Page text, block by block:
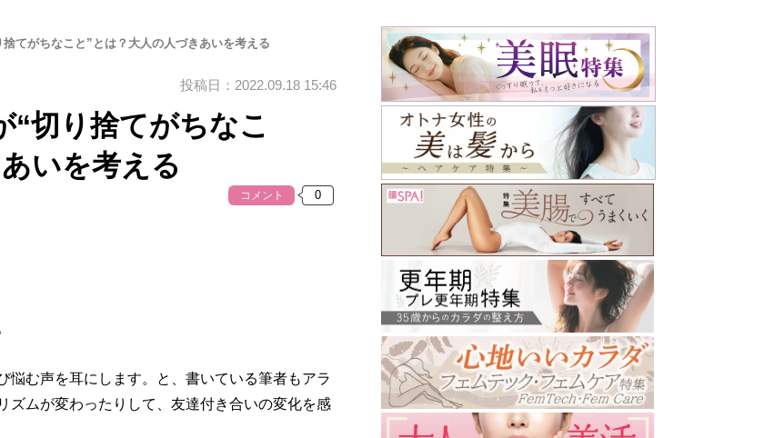
てがちなこと”とは？大人の人づきあいを考える
投稿日：2022.09.18 15:46
“切り捨てがちなこ
いを考える
コメント
む声を耳にします。と、書いている筆者もアラ
ズムが変わったりして、友達付き合いの変化を感